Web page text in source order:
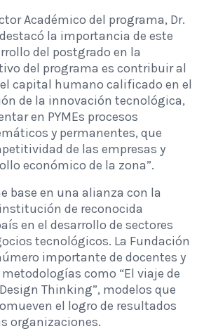
Académico del programa, Dr.
la importancia de este
del postgrado en la
del programa es contribuir al
capital humano calificado en el
de la innovación tecnológica,
en PYMEs procesos
y permanentes, que
de las empresas y
económico de la zona”.
base en una alianza con la
de reconocida
en el desarrollo de sectores
tecnológicos. La Fundación
importante de docentes y
como “El viaje de
Thinking”, modelos que
el logro de resultados
organizaciones.